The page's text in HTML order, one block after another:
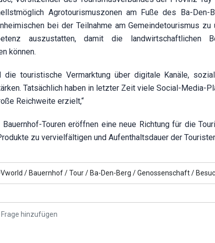
Agrotourismuszonen am Fuße des Ba-
bei der Teilnahme am Gemeindetourismus
auszustatten, damit die landwirtschaftlichen
können.
die touristische Vermarktung über digitale Kanäle,
Tatsächlich haben in letzter Zeit viele Social-Media-
Reichweite erzielt,“
Touren eröffnen eine neue Richtung für die
zu vervielfältigen und Aufenthaltsdauer der
/ Bauernhof /Tour / Ba-Den-Berg /Genossenschaft /